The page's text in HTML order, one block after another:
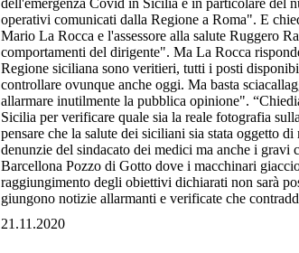
operativi comunicati dalla Regione a Roma". E
Mario La Rocca e l'assessore alla salute Ruggero
comportamenti del dirigente". Ma La Rocca
Regione siciliana sono veritieri, tutti i posti
controllare ovunque anche oggi. Ma basta
allarmare inutilmente la pubblica opinione".
Sicilia per verificare quale sia la reale fotografia
pensare che la salute dei siciliani sia stata oggetto
denunzie del sindacato dei medici ma anche i gravi
Barcellona Pozzo di Gotto dove i macchinari
raggiungimento degli obiettivi dichiarati non sarà
giungono notizie allarmanti e verificate che
21.11.2020